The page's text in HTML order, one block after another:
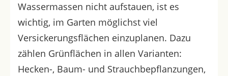
Wassermassen nicht aufstauen, ist es
wichtig, im Garten möglichst viel
Versickerungsflächen einzuplanen. Dazu
zählen Grünflächen in allen Varianten:
Hecken-, Baum- und Strauchbepflanzungen,